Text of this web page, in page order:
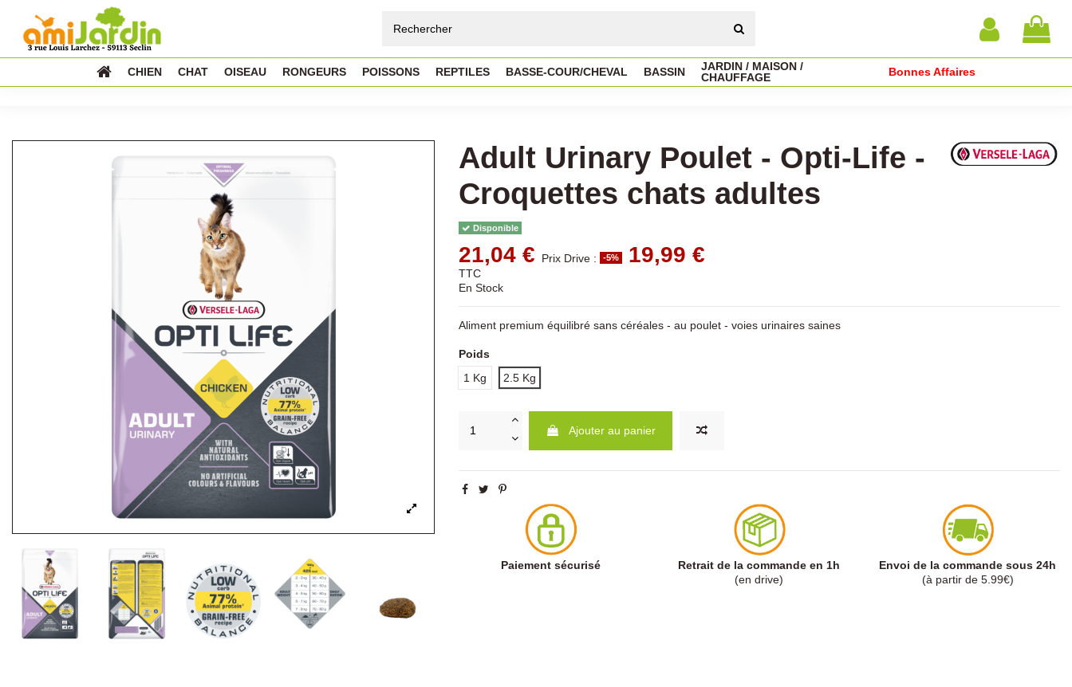
CHIEN CHAT OISEAU RONGEURS POISSONS REPTILES BASSE-COUR/CHEVAL BASSIN
JARDIN / MAISON /
CHAUFFAGE
Bonnes Affaires
Adult Urinary Poulet - Opti-Life -
Croquettes chats adultes
Disponible
21,04 € Prix Drive : -5% 19,99 €
TTC
En Stock
Aliment premium équilibré sans céréales - au poulet - voies urinaires saines
Poids
1 Kg
2.5 Kg
Ajouter au panier
Paiement sécurisé
Retrait de la commande en 1h
(en drive)
Envoi de la commande sous 24h
(à partir de 5.99€)